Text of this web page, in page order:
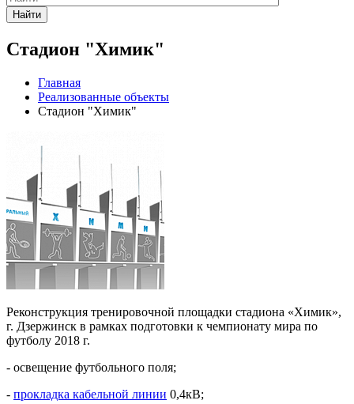
Найти
Стадион "Химик"
Главная
Реализованные объекты
Стадион "Химик"
Реконструкция тренировочной площадки стадиона «Химик»,
г. Дзержинск в рамках подготовки к чемпионату мира по
футболу 2018 г.
- освещение футбольного поля;
- прокладка кабельной линии 0,4кВ;